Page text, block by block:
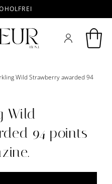
Wild Strawberry awarded 94
Wild
94 points